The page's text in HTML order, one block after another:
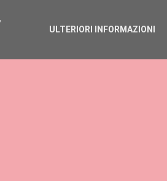
ULTERIORI INFORMAZIONI